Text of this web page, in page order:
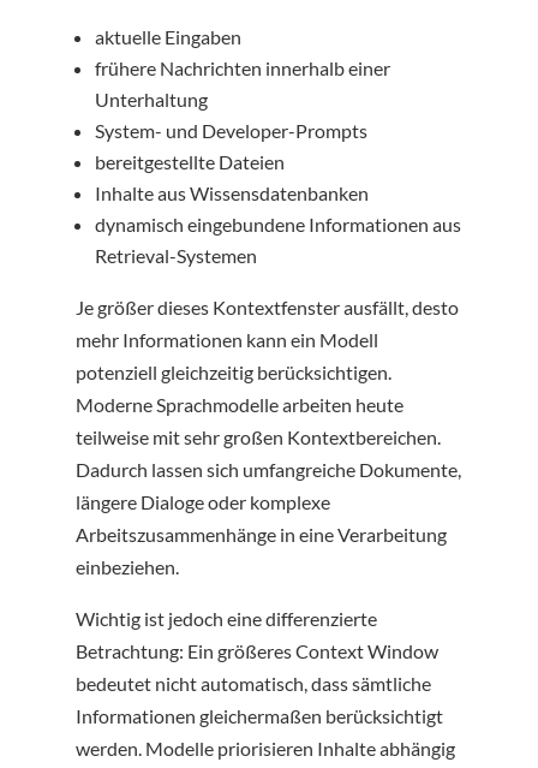
aktuelle Eingaben
frühere Nachrichten innerhalb einer
Unterhaltung
System- und Developer-Prompts
bereitgestellte Dateien
Inhalte aus Wissensdatenbanken
dynamisch eingebundene Informationen aus
Retrieval-Systemen
Je größer dieses Kontextfenster ausfällt, desto
mehr Informationen kann ein Modell
potenziell gleichzeitig berücksichtigen.
Moderne Sprachmodelle arbeiten heute
teilweise mit sehr großen Kontextbereichen.
Dadurch lassen sich umfangreiche Dokumente,
längere Dialoge oder komplexe
Arbeitszusammenhänge in eine Verarbeitung
einbeziehen.
Wichtig ist jedoch eine differenzierte
Betrachtung: Ein größeres Context Window
bedeutet nicht automatisch, dass sämtliche
Informationen gleichermaßen berücksichtigt
werden. Modelle priorisieren Inhalte abhängig